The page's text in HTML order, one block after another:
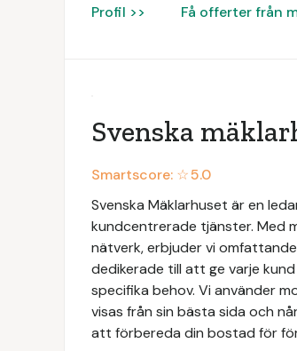
Profil >> Få offerter från
Svenska
Smartscore: ☆5.0
Svenska Mäklarhuset är en
kundcentrerade tjänster. Med
nätverk, erbjuder vi
dedikerade till att ge varje
specifika behov. Vi använder
visas från sin bästa sida och
att förbereda din bostad för